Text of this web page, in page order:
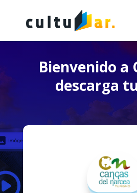
Bienvenido a
descarga